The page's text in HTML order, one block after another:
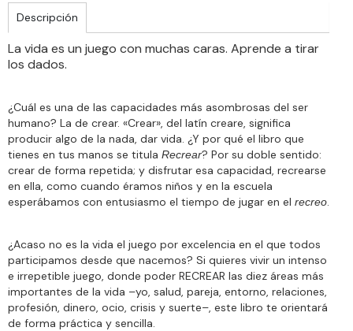
Descripción
La vida es un juego con muchas caras. Aprende a tirar
los dados.
¿Cuál es una de las capacidades más asombrosas del ser
humano? La de crear. «Crear», del latín creare, significa
producir algo de la nada, dar vida. ¿Y por qué el libro que
tienes en tus manos se titula Recrear? Por su doble sentido:
crear de forma repetida; y disfrutar esa capacidad, recrearse
en ella, como cuando éramos niños y en la escuela
esperábamos con entusiasmo el tiempo de jugar en el recreo.
¿Acaso no es la vida el juego por excelencia en el que todos
participamos desde que nacemos? Si quieres vivir un intenso
e irrepetible juego, donde poder RECREAR las diez áreas más
importantes de la vida –yo, salud, pareja, entorno, relaciones,
profesión, dinero, ocio, crisis y suerte–, este libro te orientará
de forma práctica y sencilla.